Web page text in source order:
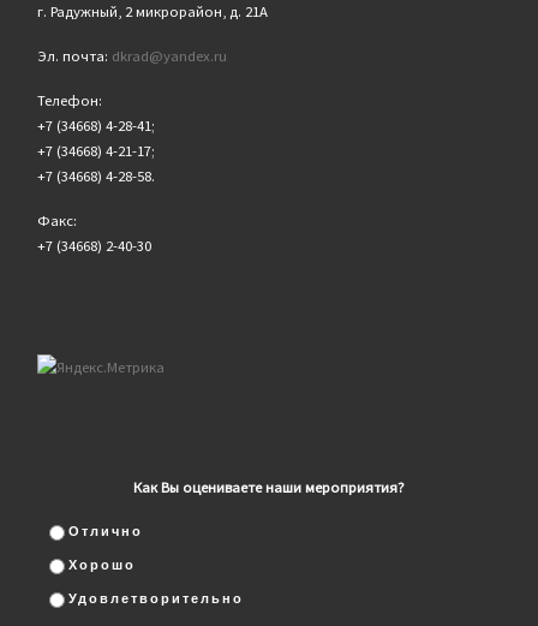
г. Радужный, 2 микрорайон, д. 21А
Эл. почта: dkrad@yandex.ru
Телефон:
+7 (34668) 4-28-41;
+7 (34668) 4-21-17;
+7 (34668) 4-28-58.
Факс:
+7 (34668) 2-40-30
Как Вы оцениваете наши мероприятия?
Отлично
Хорошо
Удовлетворительно